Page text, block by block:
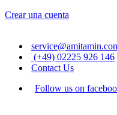
Crear una cuenta
(+49) 02225 926 146
Contact Us
Follow us on